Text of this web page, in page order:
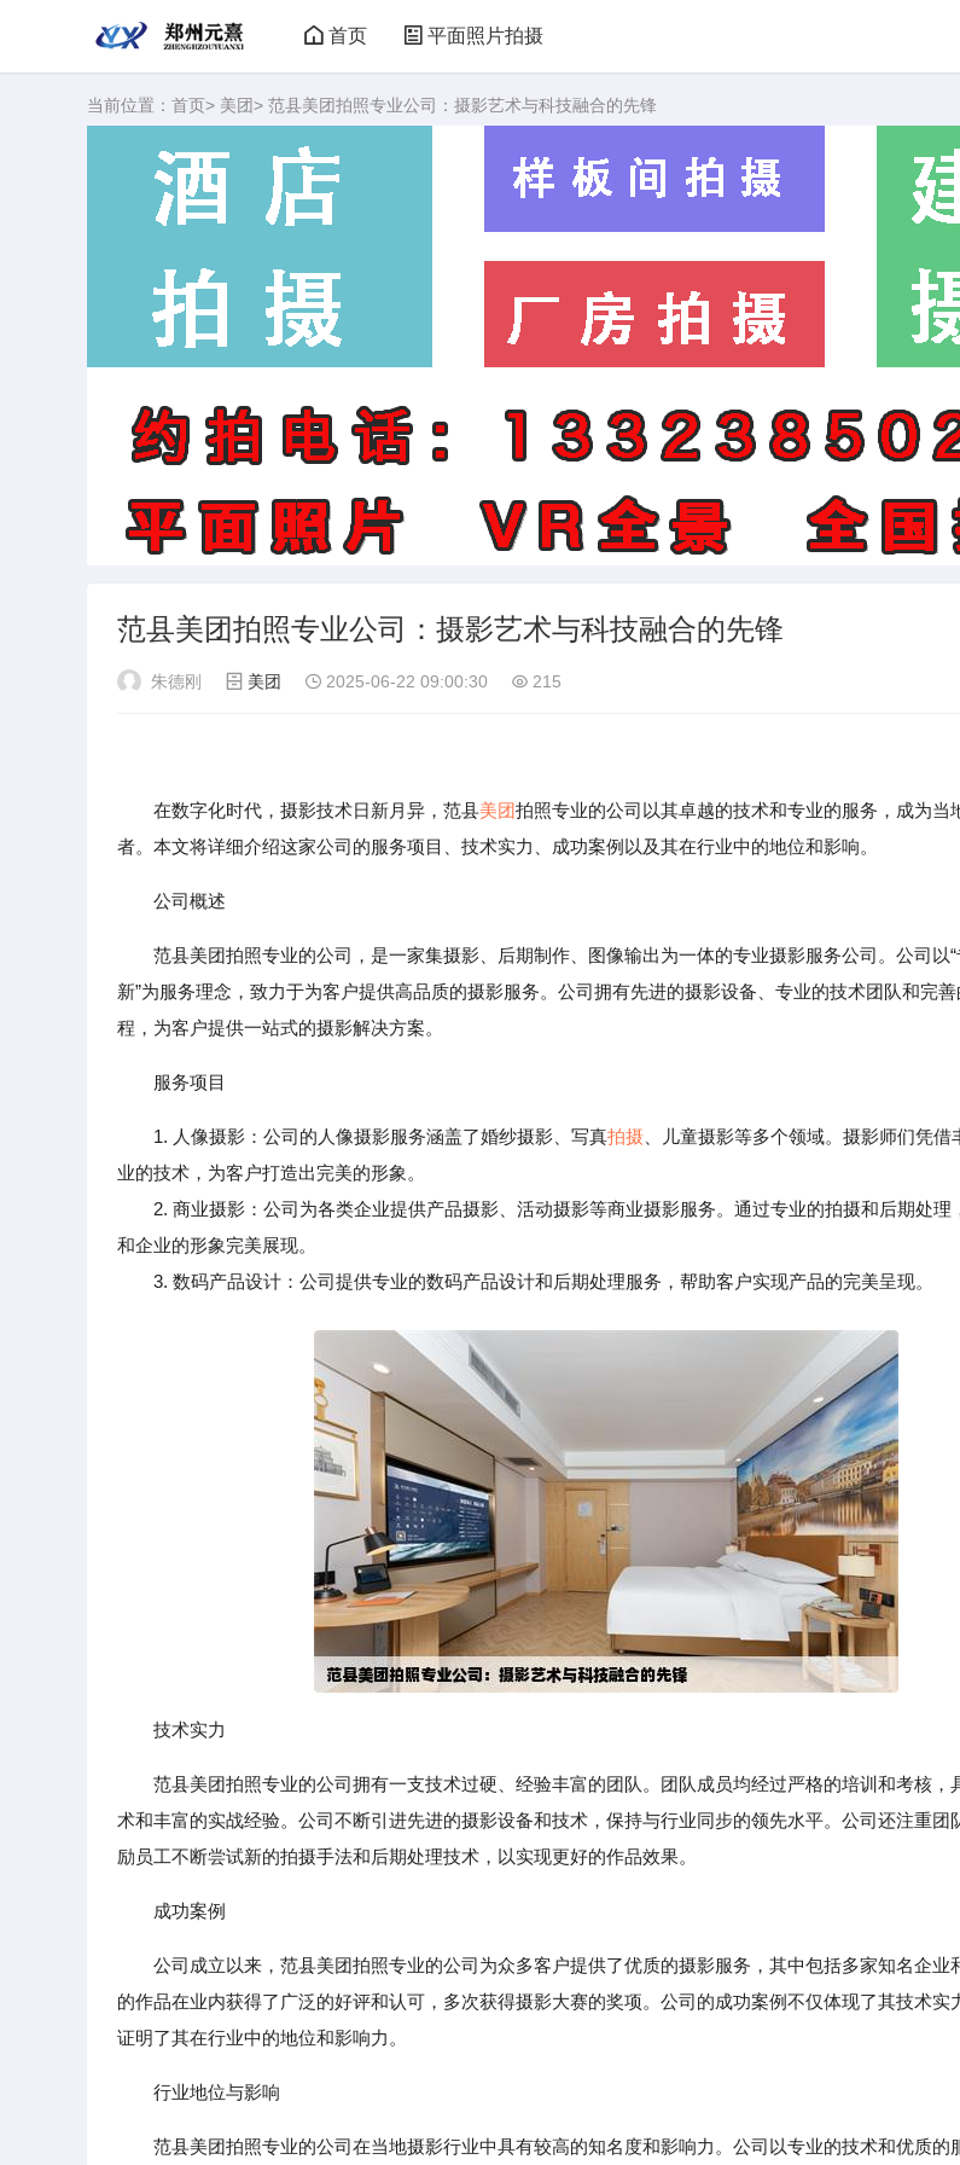
首页 平面照片拍摄
当前位置： 首页> 美团> 范县美团拍照专业公司：摄影艺术与科技融合的先锋
范县美团拍照专业公司：摄影艺术与科技融合的先锋
朱德刚 美团 2025-06-22 09:00:30 215
在数字化时代，摄影技术日新月异，范县美团拍照专业的公司以其卓越的技术和专业的服务，成为当
者。本文将详细介绍这家公司的服务项目、技术实力、成功案例以及其在行业中的地位和影响。
公司概述
范县美团拍照专业的公司，是一家集摄影、后期制作、图像输出为一体的专业摄影服务公司。公司以“
新”为服务理念，致力于为客户提供高品质的摄影服务。公司拥有先进的摄影设备、专业的技术团队和完
程，为客户提供一站式的摄影解决方案。
服务项目
1. 人像摄影：公司的人像摄影服务涵盖了婚纱摄影、写真拍摄 、儿童摄影等多个领域。摄影师们凭
业的技术，为客户打造出完美的形象。
2. 商业摄影：公司为各类企业提供产品摄影、活动摄影等商业摄影服务。通过专业的拍摄和后期处理
和企业的形象完美展现。
3. 数码产品设计：公司提供专业的数码产品设计和后期处理服务，帮助客户实现产品的完美呈现。
技术实力
范县美团拍照专业的公司拥有一支技术过硬、经验丰富的团队。团队成员均经过严格的培训和考核，
术和丰富的实战经验。公司不断引进先进的摄影设备和技术，保持与行业同步的领先水平。公司还注重团
励员工不断尝试新的拍摄手法和后期处理技术，以实现更好的作品效果。
成功案例
公司成立以来，范县美团拍照专业的公司为众多客户提供了优质的摄影服务，其中包括多家知名企业
的作品在业内获得了广泛的好评和认可，多次获得摄影大赛的奖项。公司的成功案例不仅体现了其技术实
证明了其在行业中的地位和影响力。
行业地位与影响
范县美团拍照专业的公司在当地摄影行业中具有较高的知名度和影响力。公司以专业的技术和优质的